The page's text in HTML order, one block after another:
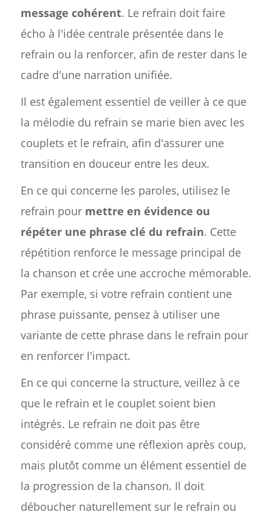
message cohérent. Le refrain doit faire
écho à l'idée centrale présentée dans le
refrain ou la renforcer, afin de rester dans le
cadre d'une narration unifiée.
Il est également essentiel de veiller à ce que
la mélodie du refrain se marie bien avec les
couplets et le refrain, afin d'assurer une
transition en douceur entre les deux.
En ce qui concerne les paroles, utilisez le
refrain pour mettre en évidence ou
répéter une phrase clé du refrain. Cette
répétition renforce le message principal de
la chanson et crée une accroche mémorable.
Par exemple, si votre refrain contient une
phrase puissante, pensez à utiliser une
variante de cette phrase dans le refrain pour
en renforcer l'impact.
En ce qui concerne la structure, veillez à ce
que le refrain et le couplet soient bien
intégrés. Le refrain ne doit pas être
considéré comme une réflexion après coup,
mais plutôt comme un élément essentiel de
la progression de la chanson. Il doit
déboucher naturellement sur le refrain ou